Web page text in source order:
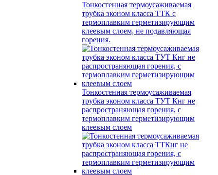
Тонкостенная термоусаживаемая
трубка эконом класса ТТК с
термоплавким герметизирующим
клеевым слоем, не подавляющая
горения.
Тонкостенная термоусаживаемая
трубка эконом класса ТУТ Кнг не
распространяющая горения, с
термоплавким герметизирующим
клеевым слоем